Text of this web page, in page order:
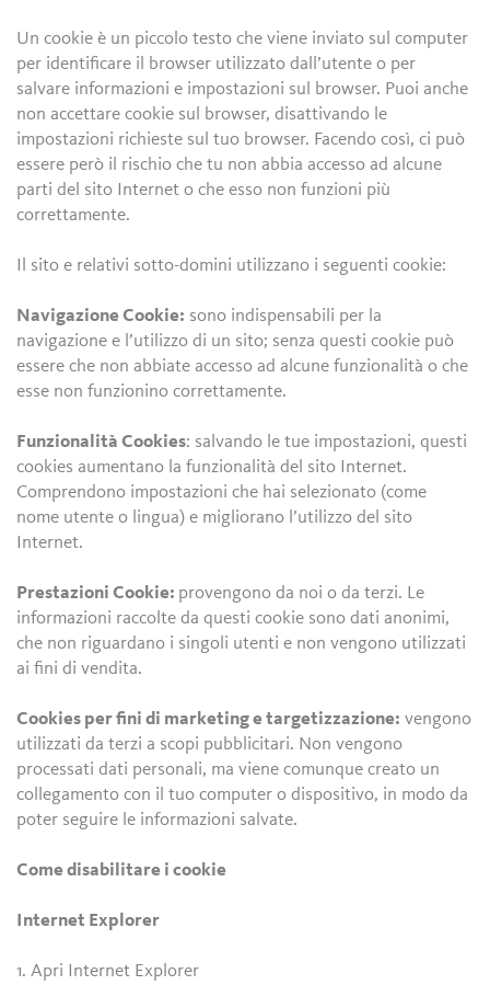
Un cookie è un piccolo testo che viene inviato sul computer
per identificare il browser utilizzato dall’utente o per
salvare informazioni e impostazioni sul browser. Puoi anche
non accettare cookie sul browser, disattivando le
impostazioni richieste sul tuo browser. Facendo così, ci può
essere però il rischio che tu non abbia accesso ad alcune
parti del sito Internet o che esso non funzioni più
correttamente.
Il sito e relativi sotto-domini utilizzano i seguenti cookie:
Navigazione Cookie: sono indispensabili per la
navigazione e l’utilizzo di un sito; senza questi cookie può
essere che non abbiate accesso ad alcune funzionalità o che
esse non funzionino correttamente.
Funzionalità Cookies: salvando le tue impostazioni, questi
cookies aumentano la funzionalità del sito Internet.
Comprendono impostazioni che hai selezionato (come
nome utente o lingua) e migliorano l’utilizzo del sito
Internet.
Prestazioni Cookie: provengono da noi o da terzi. Le
informazioni raccolte da questi cookie sono dati anonimi,
che non riguardano i singoli utenti e non vengono utilizzati
ai fini di vendita.
Cookies per fini di marketing e targetizzazione: vengono
utilizzati da terzi a scopi pubblicitari. Non vengono
processati dati personali, ma viene comunque creato un
collegamento con il tuo computer o dispositivo, in modo da
poter seguire le informazioni salvate.
Come disabilitare i cookie
Internet Explorer
1. Apri Internet Explorer